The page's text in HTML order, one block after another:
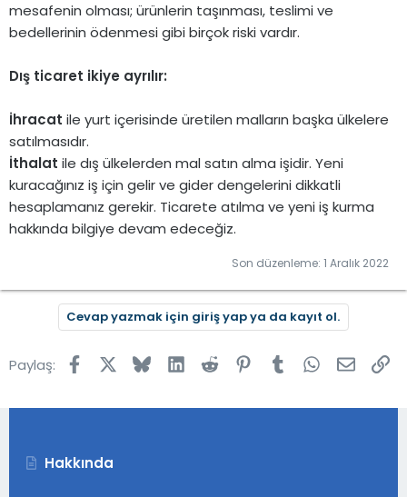
mesafenin olması; ürünlerin taşınması, teslimi ve
bedellerinin ödenmesi gibi birçok riski vardır.
Dış ticaret ikiye ayrılır:
İhracat ile yurt içerisinde üretilen malların başka ülkelere
satılmasıdır.
İthalat ile dış ülkelerden mal satın alma işidir. Yeni
kuracağınız iş için gelir ve gider dengelerini dikkatli
hesaplamanız gerekir. Ticarete atılma ve yeni iş kurma
hakkında bilgiye devam edeceğiz.
Son düzenleme: 1 Aralık 2022
Cevap yazmak için giriş yap ya da kayıt ol.
Paylaş: FacebookBlueskyLinkedInReddit Pinterest
Tumblr WhatsApp
E-
Hakkında